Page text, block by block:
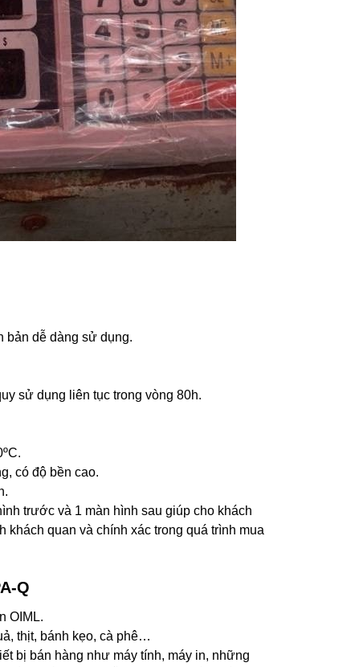
bản dễ dàng sử dụng.
sử dụng liên tục trong vòng 80h.
có độ bền cao.
trước và 1 màn hình sau giúp cho khách
khách quan và chính xác trong quá trình mua
Q
OIML.
thịt, bánh kẹo, cà phê…
bị bán hàng như máy tính, máy in, những